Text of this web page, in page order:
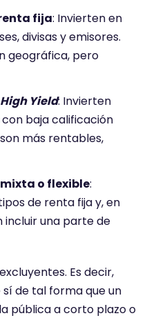
fija: Invierten en
divisas y emisores.
geográfica, pero
High Yield: Invierten
baja calificación
más rentables,
o flexible:
de renta fija y, en
incluir una parte de
Es decir,
de tal forma que un
pública a corto plazo o